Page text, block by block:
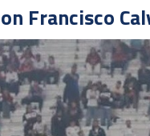
Francisco